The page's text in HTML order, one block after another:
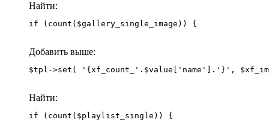
Найти:
if (count($gallery_single_image)) {
Добавить выше:
Найти:
if (count($playlist_single)) {